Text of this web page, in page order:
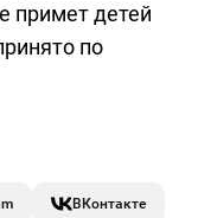
примет детей
по
ВКонтакте